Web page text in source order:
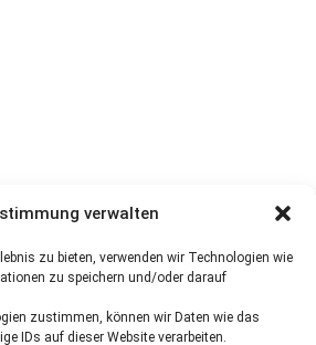
verwalten
zu bieten, verwenden wir Technologien wie
zu speichern und/oder darauf
zustimmen, können wir Daten wie das
IDs auf dieser Website verarbeiten.